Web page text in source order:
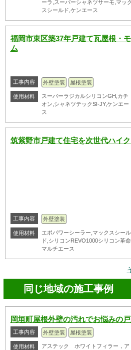
ーラ,スーパーシャネツサーモ,マック
スシールド,ケンエース
福岡市東区築37年戸建て瓦屋根・
ム
工事内容 外壁塗装 屋根塗装
使用材料
スーパーラジカルシリコンGH,カチ
オン,シャネツテックSI-JY,ケンエー
ス
筑紫野市戸建て住宅を次世代ハイ
工事内容 外壁塗装
使用材料
エポパワーシーラー,マックスシール
ド,シリコンREVO1000シリコン革命,
マルチエース
同じ地域の施工事例
岡垣町屋根外壁の汚れでお悩みの
工事内容 外壁塗装 屋根塗装
使用材料
アステック ホワイトフィラー，ア